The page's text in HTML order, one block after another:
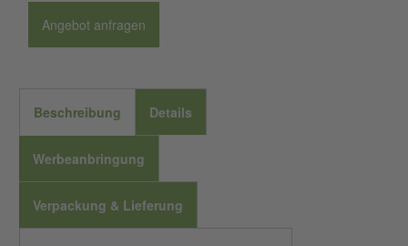
Angebot anfragen
Beschreibung Details
Werbeanbringung
Verpackung & Lieferung